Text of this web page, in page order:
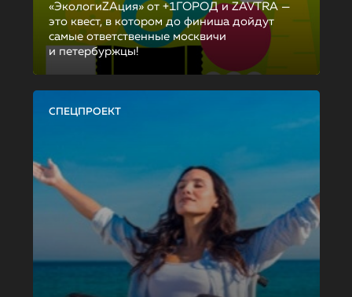
«ЭкологиZAция» от +1ГОРОД и ZAVTRA —
это квест, в котором до финиша дойдут
самые ответственные москвичи
и петербуржцы!
СПЕЦПРОЕКТ